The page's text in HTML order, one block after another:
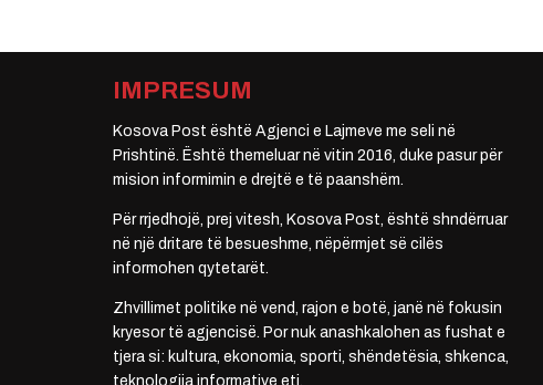
IMPRESUM
Kosova Post është Agjenci e Lajmeve me seli në
Prishtinë. Është themeluar në vitin 2016, duke pasur për
mision informimin e drejtë e të paanshëm.
Për rrjedhojë, prej vitesh, Kosova Post, është shndërruar
në një dritare të besueshme, nëpërmjet së cilës
informohen qytetarët.
Zhvillimet politike në vend, rajon e botë, janë në fokusin
kryesor të agjencisë. Por nuk anashkalohen as fushat e
tjera si: kultura, ekonomia, sporti, shëndetësia, shkenca,
teknologjia informative etj.